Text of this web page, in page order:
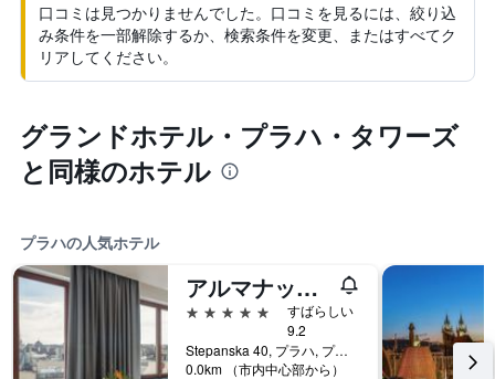
口コミは見つかりませんでした。口コミを見るには、絞り込
み条件を一部解除するか、検索条件を変更、またはすべてク
リアしてください。
グランドホテル・プラハ・タワーズ
と同様のホテル
プラハの人気ホテル
アルマナックXアルクロンプラハ
5つ星
すばらしい
9.2
Stepanska 40, プラハ, プラハ（行政区）, チェコ
0.0km （市内中心部から）